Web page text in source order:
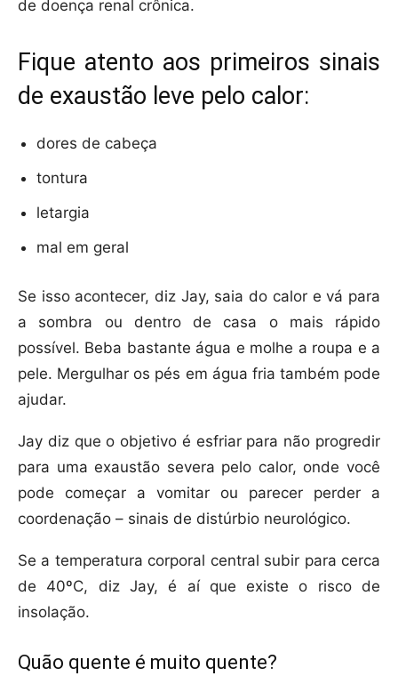
de doença renal crônica.
Fique atento aos primeiros sinais
de exaustão leve pelo calor:
dores de cabeça
tontura
letargia
mal em geral
Se isso acontecer, diz Jay, saia do calor e vá para
a sombra ou dentro de casa o mais rápido
possível. Beba bastante água e molhe a roupa e a
pele. Mergulhar os pés em água fria também pode
ajudar.
Jay diz que o objetivo é esfriar para não progredir
para uma exaustão severa pelo calor, onde você
pode começar a vomitar ou parecer perder a
coordenação – sinais de distúrbio neurológico.
Se a temperatura corporal central subir para cerca
de 40ºC, diz Jay, é aí que existe o risco de
insolação.
Quão quente é muito quente?